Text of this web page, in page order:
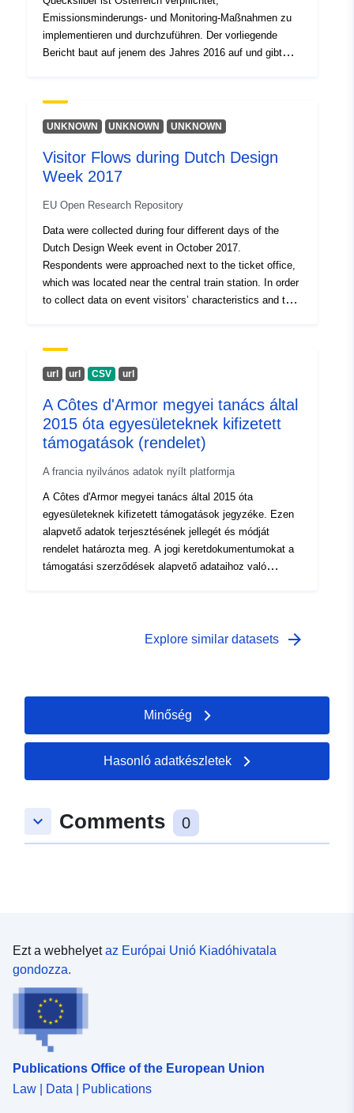
Emissionsminderungs- und Monitoring-Maßnahmen zu
implementieren und durchzuführen. Der vorliegende
Bericht baut auf jenem des Jahres 2016 auf und gibt
Quecksilberbelastung wird unter anderem im Hinblick
auf Emissionen, Konzentrationen und Ursachen für
Wirksamkeitsbewertung des Abkommens diskutiert. Es
werden aktuelle österreichische Studien und Monitoring-
im Menschen beschrieben. Weiters werden
Anwendungen von Quecksilber und Entwicklungen in der
Industrie und rund um kontaminierte Standorte
besprochen sowie potenzielle Handlungsfelder
aufgezeigt.
UNKNOWN UNKNOWN UNKNOWN
Visitor Flows during Dutch Design
Week 2017
EU Open Research Repository
Data were collected during four different days of the
Dutch Design Week event in October 2017.
Respondents were approached next to the ticket office,
which was located near the central train station. In order
to collect data on event visitors’ characteristics and their
converted into an origin-destination matrix with found
nodes (AOIs) for conducting network analysis. Visitor
for further analysis. This dataset consists of two files: (i)
origin-destination matrix of visitors (ii) visitor
characteristics. two files can be combined with visitor
url url CSV url
A Côtes d'Armor megyei tanács által
2015 óta egyesületeknek kifizetett
támogatások (rendelet)
A francia nyilvános adatok nyílt platformja
A Côtes d'Armor megyei tanács által 2015 óta
egyesületeknek kifizetett támogatások jegyzéke. Ezen
alapvető adatok terjesztésének jellegét és módját
rendelet határozta meg. A jogi keretdokumentumokat a
támogatási szerződések alapvető adataihoz való
2017. november 17-i rendelet tartalmazza. További
Explore similar datasets arrow_forward
Minőség
Hasonló adatkészletek
keyboard_arrow_down Comments 0
Ezt a webhelyetaz Európai Unió Kiadóhivatala
gondozza.
Publications Office of the European Union
Law | Data | Publications